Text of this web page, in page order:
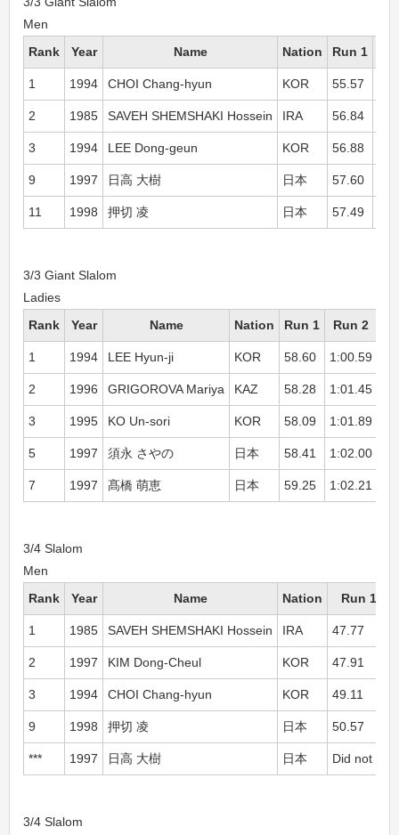
Men
Rank
Year Name Nation Run 1
1 1994 CHOI Chang-hyun KOR 55.57
2 1985 SAVEH SHEMSHAKI Hossein IRA 56.84
3 1994 LEE Dong-geun KOR 56.88
9 1997 日高 大樹 日本 57.60
11 1998 押切 凌 日本 57.49
3/3 Giant Slalom
Ladies
Rank
Year Name Nation Run 1 Run 2
1 1994 LEE Hyun-ji KOR 58.60 1:00.59
2 1996 GRIGOROVA Mariya KAZ 58.28 1:01.45
3 1995 KO Un-sori KOR 58.09 1:01.89
5 1997 須永 さやの 日本 58.41 1:02.00
7 1997 髙橋 萌恵 日本 59.25 1:02.21
3/4 Slalom
Men
Rank
Year Name Nation Run 1
1 1985 SAVEH SHEMSHAKI Hossein IRA 47.77
2 1997 KIM Dong-Cheul KOR 47.91
3 1994 CHOI Chang-hyun KOR 49.11
9 1998 押切 凌 日本 50.57
*** 1997 日高 大樹 日本 Did not
3/4 Slalom